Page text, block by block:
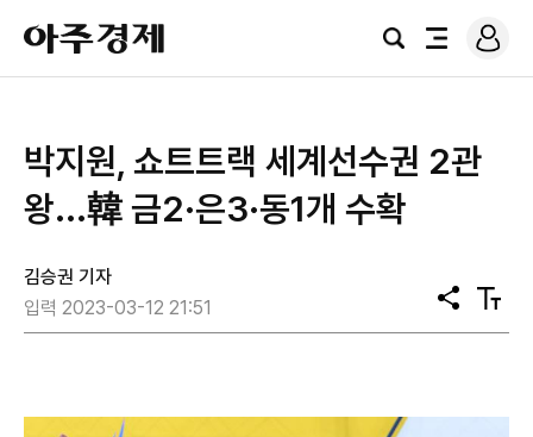
아
주
경
검
전
로
그
​박지원, 쇼트트랙 세계선수권 2관
왕...韓 금2·은3·동1개 수확
김승권 기자
입력 2023-03-12 21:51
공
유
텍
스